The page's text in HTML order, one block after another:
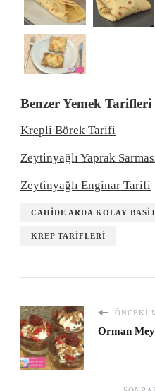
Benzer Yemek Tarifleri
Krepli Börek Tarifi
Zeytinyağlı Yaprak
Zeytinyağlı Enginar Tarifi
CAHIDE ARDA KOLAY
KREP TARIFLERI
ÖNCEKI
Orman